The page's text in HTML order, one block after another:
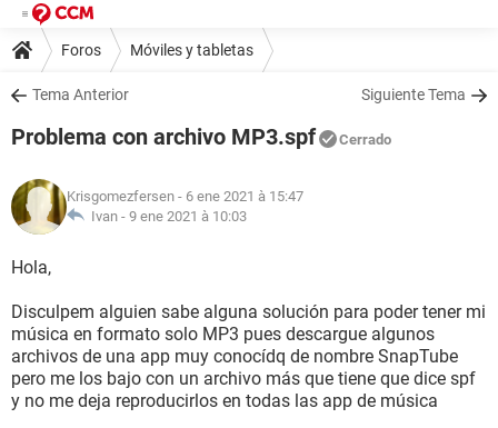
Foros Móviles y tabletas
Tema Anterior Siguiente Tema
Problema con archivo MP3.spf Cerrado
Krisgomezfersen - 6 ene 2021 à 15:47
Ivan - 9 ene 2021 à 10:03
Hola,
Disculpem alguien sabe alguna solución para poder tener mi
música en formato solo MP3 pues descargue algunos
archivos de una app muy conocídq de nombre SnapTube
pero me los bajo con un archivo más que tiene que dice spf
y no me deja reproducirlos en todas las app de música